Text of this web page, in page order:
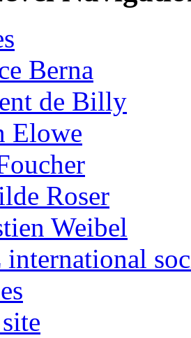
Berna
de Billy
Elowe
Roser
Weibel